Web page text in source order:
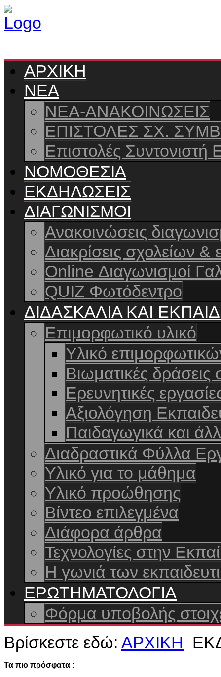
ΑΡΧΙΚΗ
ΝΕΑ
ΝΕΑ-ΑΝΑΚΟΙΝΩΣΕΙΣ
ΕΠΙΣΤΟΛΕΣ ΣΧ.
Επιστολές Συντονιστή
ΝΟΜΟΘΕΣΙΑ
ΕΚΔΗΛΩΣΕΙΣ
ΔΙΑΓΩΝΙΣΜΟΙ
Ανακοινώσεις
Διακρίσεις σχολείων &
Online Διαγωνισμοί
QUIZ Φωτόδεντρο
ΔΙΔΑΣΚΑΛΙΑ ΚΑΙ
Επιμορφωτικό υλικό
Υλικό
Βιωματικές δράσεις
Ερευνητικές
Αξιολόγηση
Παιδαγωγικά και
Διαδραστικά Φύλλα
Yλικό για το μάθημα
Υλικό προώθησης
Βίντεο επιλεγμένα
Διάφορα άρθρα
Τεχνολογίες στην
Η γωνιά των
ΕΡΩΤΗΜΑΤΟΛΟΓΙΑ
Φόρμα υποβολής
Βρίσκεστε εδώ: ΑΡΧΙΚΗ
Τα πιο πρόσφατα :